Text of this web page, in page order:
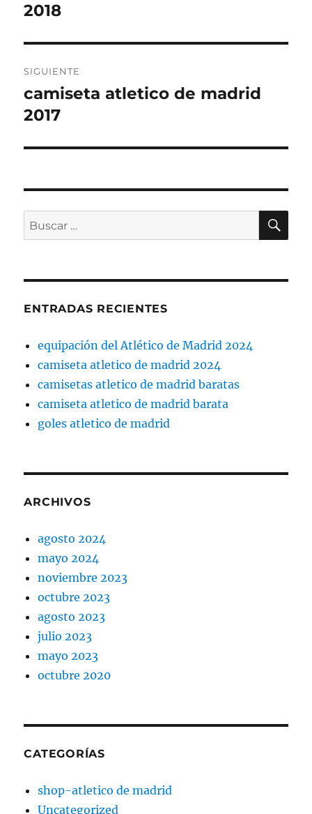
entradas
anterior:
2018
SIGUIENTE
Entrada
siguiente:
camiseta atletico de madrid
2017
Buscar
por:
ENTRADAS RECIENTES
equipación del Atlético de Madrid 2024
camiseta atletico de madrid 2024
camisetas atletico de madrid baratas
camiseta atletico de madrid barata
goles atletico de madrid
ARCHIVOS
agosto 2024
mayo 2024
noviembre 2023
octubre 2023
agosto 2023
julio 2023
mayo 2023
octubre 2020
CATEGORÍAS
shop-atletico de madrid
Uncategorized